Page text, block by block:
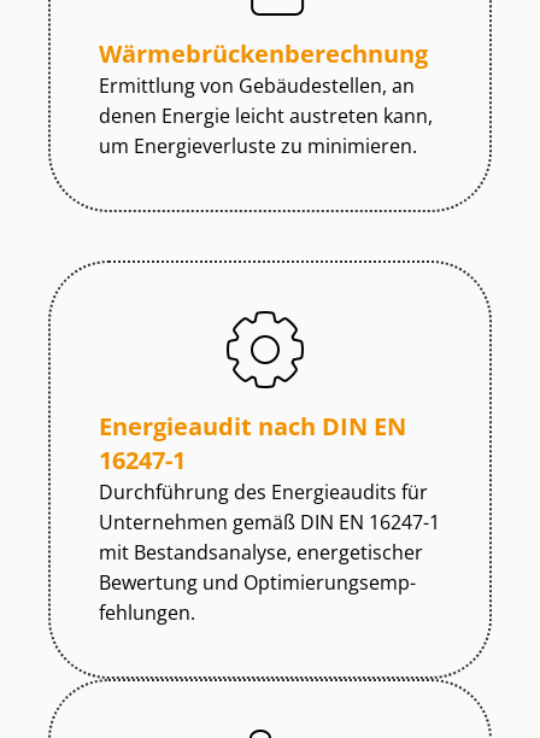
Wär­me­brü­cken­be­rech­nung
Ermittlung von Gebäudestellen, an
denen Energie leicht austreten kann,
um Energieverluste zu minimieren.
Energieaudit nach DIN EN
16247-1
Durchführung des Energieaudits für
Unternehmen gemäß DIN EN 16247-1
mit Bestandsanalyse, energetischer
Bewertung und Op­ti­mie­rungs­emp­
feh­lun­gen.